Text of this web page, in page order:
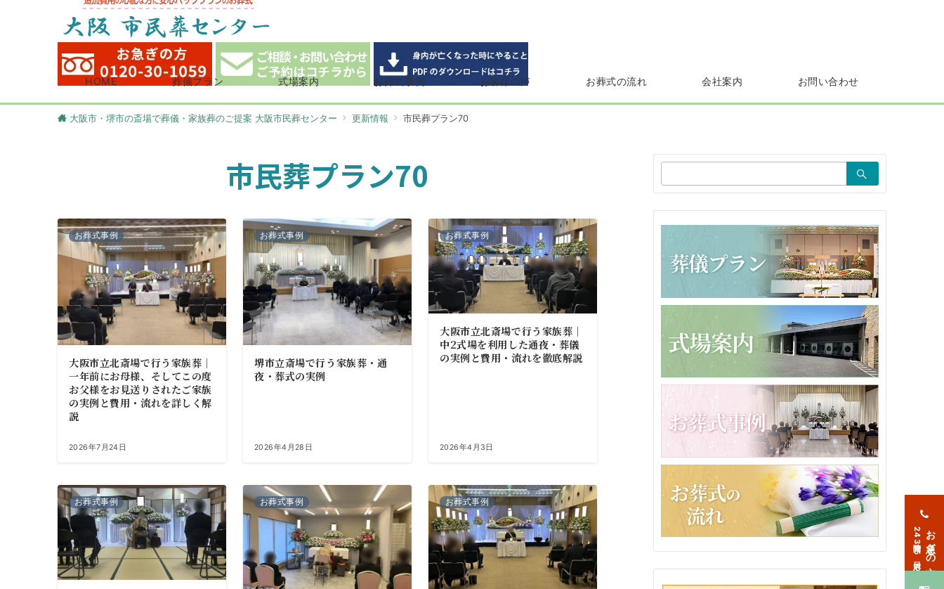
HOME 葬儀プラン 式場案内 お葬式事例 お客様の声 お葬式の流れ 会社案内 お問い合わせ
大阪市・堺市の斎場で葬儀・家族葬のご提案 大阪市民葬センター 更新情報 市民葬プラン70
市民葬プラン70
お葬式事例
大阪市立北斎場で行う家族葬｜
一年前にお母様、そしてこの度
お父様をお見送りされたご家族
の実例と費用・流れを詳しく解
説
2026年7月24日
お葬式事例
堺市立斎場で行う家族葬・通
夜・葬式の実例
2026年4月28日
お葬式事例
大阪市立北斎場で行う家族葬｜
中2式場を利用した通夜・葬儀
の実例と費用・流れを徹底解説
2026年4月3日
お葬式事例 お葬式事例 お葬式事例
索：
お急ぎの方
24時間365日対応